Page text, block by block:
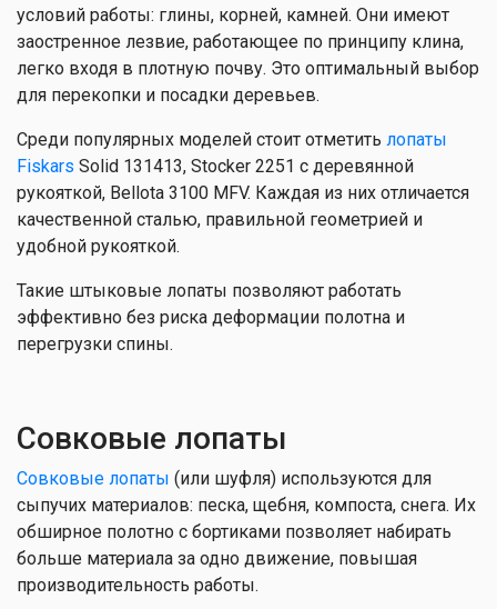
условий работы: глины, корней, камней. Они имеют
заостренное лезвие, работающее по принципу клина,
легко входя в плотную почву. Это оптимальный выбор
для перекопки и посадки деревьев.
Среди популярных моделей стоит отметить лопаты
Fiskars Solid 131413, Stocker 2251 с деревянной
рукояткой, Bellota 3100 MFV. Каждая из них отличается
качественной сталью, правильной геометрией и
удобной рукояткой.
Такие штыковые лопаты позволяют работать
эффективно без риска деформации полотна и
перегрузки спины.
Совковые лопаты
Совковые лопаты (или шуфля) используются для
сыпучих материалов: песка, щебня, компоста, снега. Их
обширное полотно с бортиками позволяет набирать
больше материала за одно движение, повышая
производительность работы.